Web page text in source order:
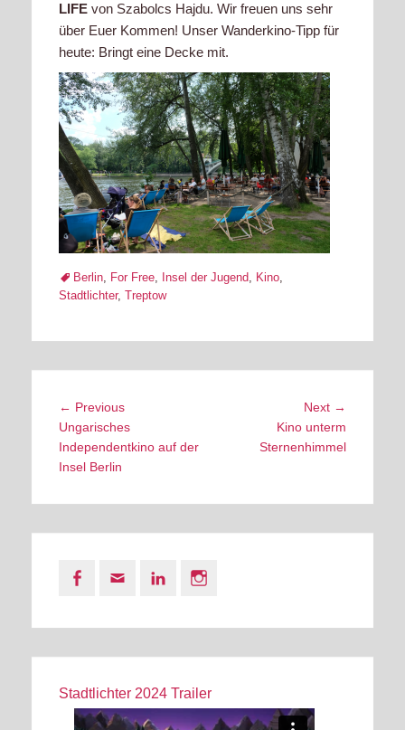
LIFE von Szabolcs Hajdu. Wir freuen uns sehr
über Euer Kommen! Unser Wanderkino-Tipp für
heute: Bringt eine Decke mit.
TagsBerlin, For Free, Insel der Jugend, Kino,
Stadtlichter, Treptow
Post
navigation
← PreviousPrevious
post:
Ungarisches
Independentkino auf der
Insel Berlin
Next →
Kino unterm
Sternenhimmel
Facebook
Email LinkedIn
Stadtlichter 2024 Trailer